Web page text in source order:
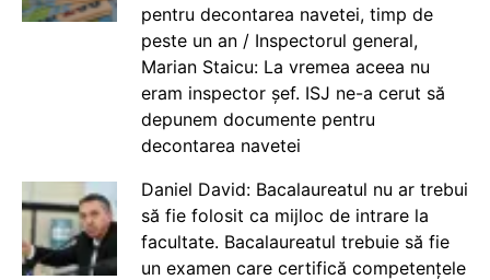
pentru decontarea navetei, timp de
peste un an / Inspectorul general,
Marian Staicu: La vremea aceea nu
eram inspector șef. ISJ ne-a cerut să
depunem documente pentru
decontarea navetei
Daniel David: Bacalaureatul nu ar trebui
să fie folosit ca mijloc de intrare la
facultate. Bacalaureatul trebuie să fie
un examen care certifică competențele